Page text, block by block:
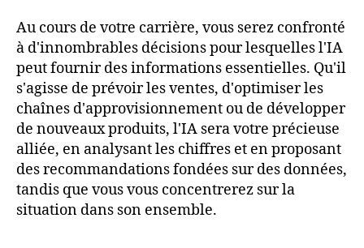
Au cours de votre carrière, vous serez confronté
à d'innombrables décisions pour lesquelles l'IA
peut fournir des informations essentielles. Qu'il
s'agisse de prévoir les ventes, d'optimiser les
chaînes d'approvisionnement ou de développer
de nouveaux produits, l'IA sera votre précieuse
alliée, en analysant les chiffres et en proposant
des recommandations fondées sur des données,
tandis que vous vous concentrerez sur la
situation dans son ensemble.